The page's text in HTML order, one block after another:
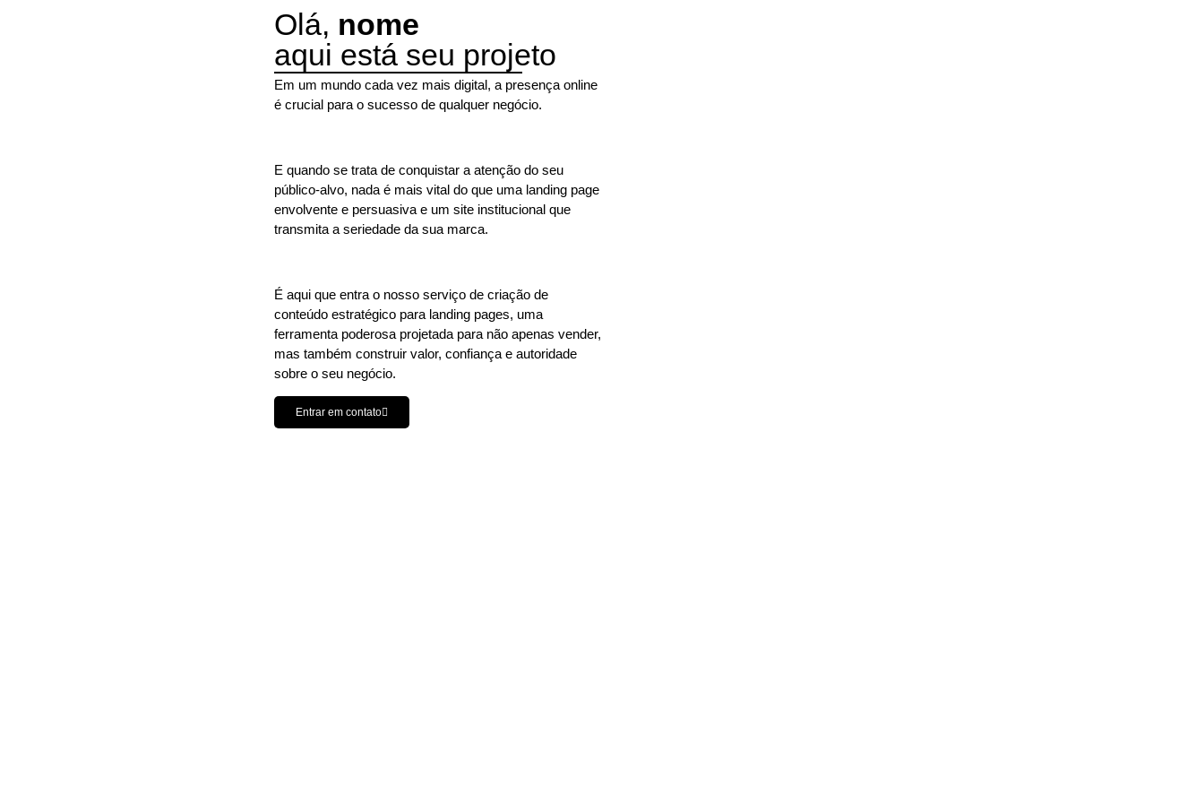
Olá, nome
aqui está seu projeto
Em um mundo cada vez mais digital, a presença online
é crucial para o sucesso de qualquer negócio.
E quando se trata de conquistar a atenção do seu
público-alvo, nada é mais vital do que uma landing page
envolvente e persuasiva e um site institucional que
transmita a seriedade da sua marca.
É aqui que entra o nosso serviço de criação de
conteúdo estratégico para landing pages, uma
ferramenta poderosa projetada para não apenas vender,
mas também construir valor, confiança e autoridade
sobre o seu negócio.
Entrar em contato